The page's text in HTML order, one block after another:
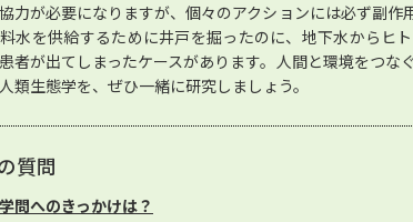
力が必要になりますが、個々のアクションには必ず副作
水を供給するために井戸を掘ったのに、地下水からヒ
者が出てしまったケースがあります。人間と環境をつな
類生態学を、ぜひ一緒に研究しましょう。
質問
問へのきっかけは？